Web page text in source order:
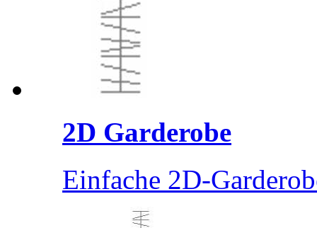
2D Garderobe
Einfache 2D-